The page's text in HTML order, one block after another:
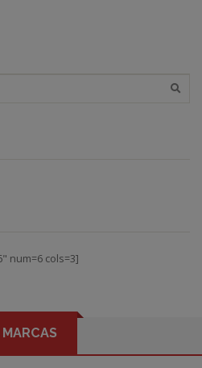
num=6 cols=3]
MARCAS